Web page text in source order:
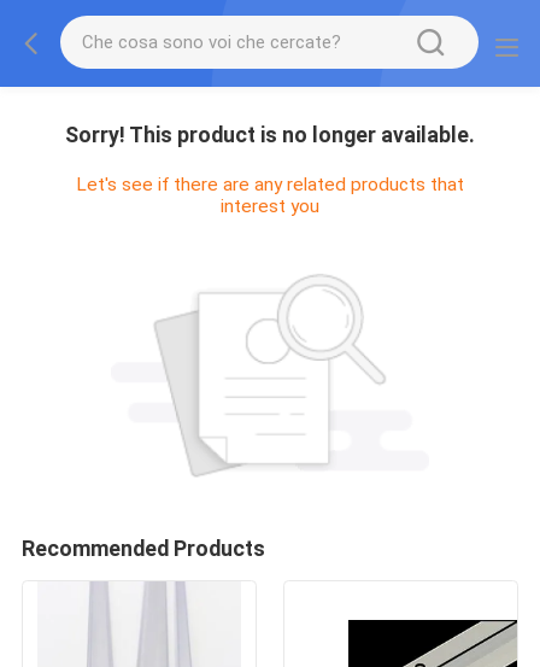
Sorry! This product is no longer available.
Let's see if there are any related products that
interest you
Recommended Products